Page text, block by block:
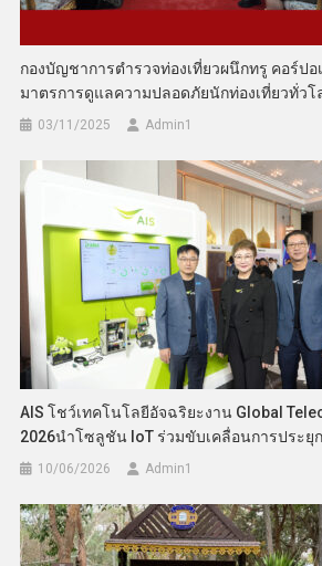
กองบัญชาการตำรวจท่องเที่ยวผนึกทรู คอร์ปอ
มาตรการดูแลความปลอดภัยนักท่องเที่ยวทั่วโ
03/11/2025 Admin​1
AIS โชว์เทคโนโลยีอัจฉริยะงาน Global
2026นำโซลูชัน IoT ร่วมขับเคลื่อนการประยุก
10/06/2026 Admin​1